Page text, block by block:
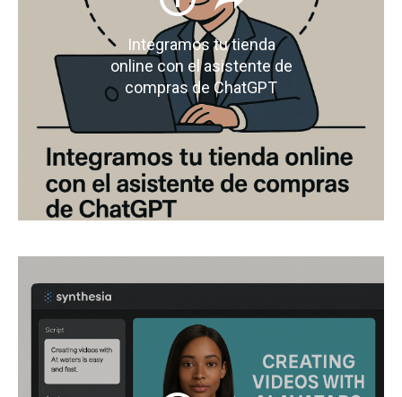
Integramos tu tienda
online con el asistente de
compras de ChatGPT